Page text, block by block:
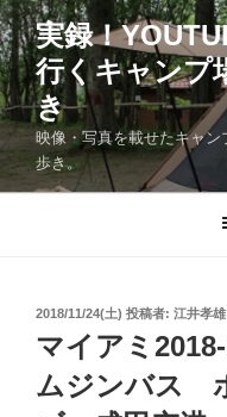
コ
ン
テ
ン
ツ
へ
ス
実録！
行くキャンプ
き
映像・写真を載せたキャ
歩き。
投
日:
2018/11/24(土) 投稿者: 江井孝雄
マイアミ
ムジンバス